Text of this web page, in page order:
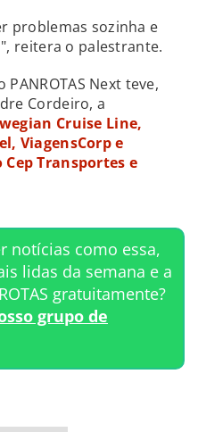
problemas sozinha e
reitera o palestrante.
Next teve,
Cordeiro, a
Cruise Line,
ViagensCorp e
Transportes e
notícias como essa,
lidas da semana e a
gratuitamente?
grupo de